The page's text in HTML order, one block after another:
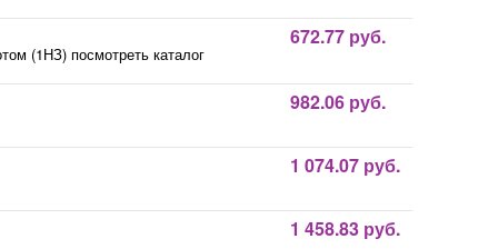
(1НЗ) посмотреть каталог
672.77 руб.
982.06 руб.
1 074.07 руб.
1 458.83 руб.